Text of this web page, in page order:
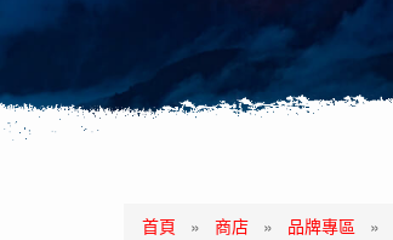
首頁 » 商店 » 品牌專區 »